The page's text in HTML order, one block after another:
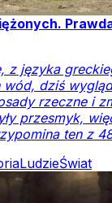
z języka
wód, dziś
rzeczne i
przesmyk,
ten z
LudzieŚwiat